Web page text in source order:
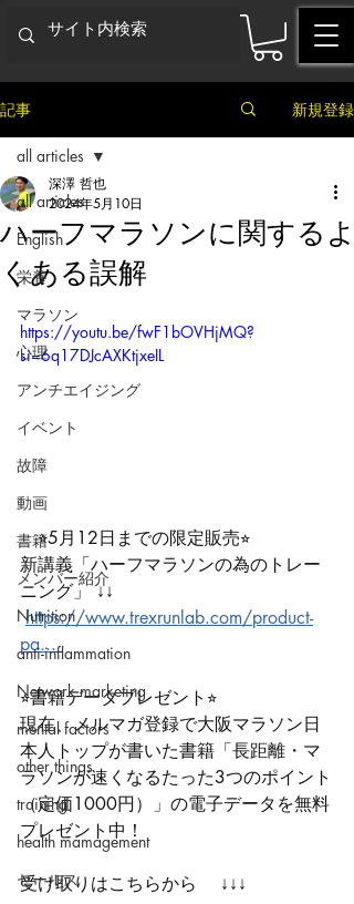
記事 新規登録
all articles
English
栄養
マラソン
心理
アンチエイジング
イベント
故障
動画
書籍
メンバー紹介
Nutrition
anti-inflammation
Network marketing
mental factors
other things
training
health mamagement
セールス
all articles
ハーフマラソンに関するよ
くある誤解
深澤 哲也
2024年5月10日
https://youtu.be/fwF1bOVHjMQ?
si=6q17DJcAXKtjxeIL
⭐︎5月12日までの限定販売⭐︎
新講義「ハーフマラソンの為のトレー
ニング」 ↓↓
https://www.trexrunlab.com/product-
pa...
⭐︎書籍データプレゼント⭐︎
現在、メルマガ登録で大阪マラソン日
本人トップが書いた書籍「長距離・マ
ラソンが速くなるたった3つのポイント
（定価1000円）」の電子データを無料
プレゼント中！
受け取りはこちらから 　↓↓↓